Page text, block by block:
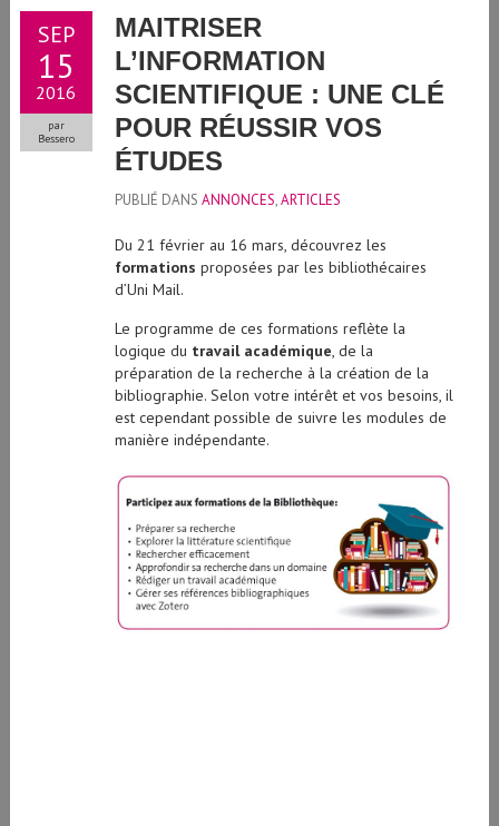
SEP
15
2016
par
Bessero
MAITRISER
L’INFORMATION
SCIENTIFIQUE : UNE CLÉ
POUR RÉUSSIR VOS
ÉTUDES
PUBLIÉ DANS ANNONCES,ARTICLES
Du 21 février au 16 mars, découvrez les
formations proposées par les bibliothécaires
d’Uni Mail.
Le programme de ces formations reflète la
logique du travail académique, de la
préparation de la recherche à la création de la
bibliographie. Selon votre intérêt et vos besoins, il
est cependant possible de suivre les modules de
manière indépendante.